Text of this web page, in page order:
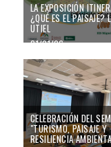
LA EXPOSICIÓN
¿QUÉ ES EL PAISAJE?
UTIEL
21/01/26
Celebración del
CELEBRACIÓN DEL
"TURISMO, PAISAJE Y
RESILIENCIA